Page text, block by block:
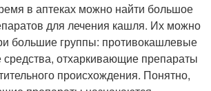
в аптеках можно найти большое
для лечения кашля. Их можно
большие группы: противокашлевые
средства, отхаркивающие препараты
происхождения. Понятно,